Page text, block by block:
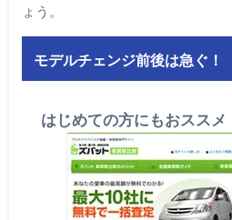
ょう。
モデルチェンジ前後は急ぐ！
はじめての方にもおススメ